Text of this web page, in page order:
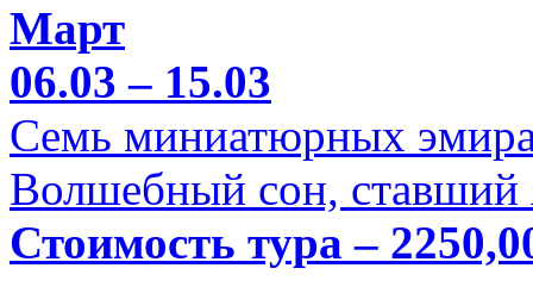
Март
06.03 – 15.03
Семь миниатюрных
Волшебный сон, ставший
Стоимость тура –